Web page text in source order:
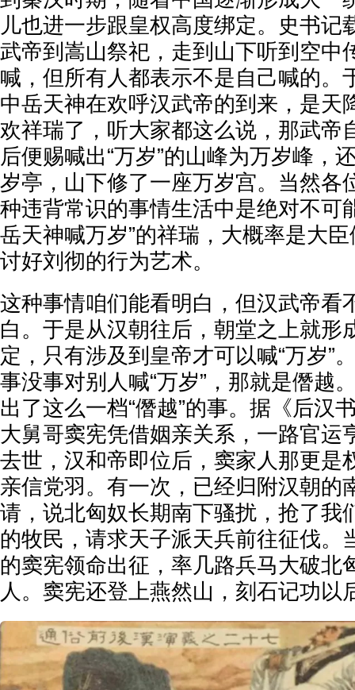
儿也进一步跟皇权高度绑定。史书记
武帝到嵩山祭祀，走到山下听到空中
喊，但所有人都表示不是自己喊的。
中岳天神在欢呼汉武帝的到来，是天
欢祥瑞了，听大家都这么说，那武帝
后便赐喊出“万岁”的山峰为万岁峰，
岁亭，山下修了一座万岁宫。当然各
种违背常识的事情生活中是绝对不可
岳天神喊万岁”的祥瑞，大概率是大
讨好刘彻的行为艺术。
这种事情咱们能看明白，但汉武帝看
白。于是从汉朝往后，朝堂之上就形
定，只有涉及到皇帝才可以喊“万岁”
事没事对别人喊“万岁”，那就是僭越
出了这么一档“僭越”的事。据《后汉
大舅哥窦宪凭借姻亲关系，一路官运
去世，汉和帝即位后，窦家人那更是
亲信党羽。有一次，已经归附汉朝的
请，说北匈奴长期南下骚扰，抢了我
的牧民，请求天子派天兵前往征伐。
的窦宪领命出征，率几路兵马大破北
人。窦宪还登上燕然山，刻石记功以